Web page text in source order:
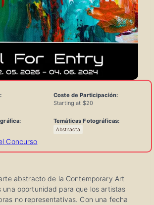
Coste de Participación:
Starting at $20
Temáticas Fotográficas:
Abstracta
Concurso
abstracto de la Contemporary Art
una oportunidad para que los artistas
no representativas. Con una fecha